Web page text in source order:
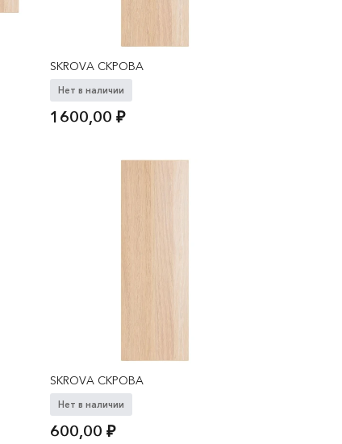
SKROVA СКРОВА
Нет в наличии
1600,00₽
SKROVA СКРОВА
Нет в наличии
600,00₽